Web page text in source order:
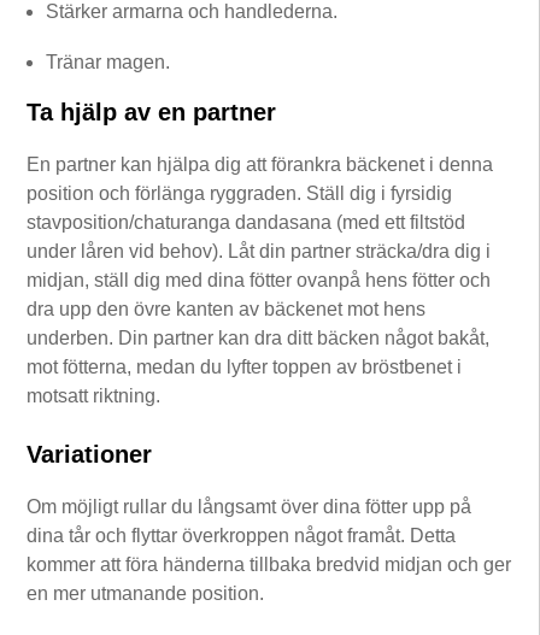
Stärker armarna och handlederna.
Tränar magen.
Ta hjälp av en partner
En partner kan hjälpa dig att förankra bäckenet i denna
position och förlänga ryggraden. Ställ dig i fyrsidig
stavposition/chaturanga dandasana (med ett filtstöd
under låren vid behov). Låt din partner sträcka/dra dig i
midjan, ställ dig med dina fötter ovanpå hens fötter och
dra upp den övre kanten av bäckenet mot hens
underben. Din partner kan dra ditt bäcken något bakåt,
mot fötterna, medan du lyfter toppen av bröstbenet i
motsatt riktning.
Variationer
Om möjligt rullar du långsamt över dina fötter upp på
dina tår och flyttar överkroppen något framåt. Detta
kommer att föra händerna tillbaka bredvid midjan och ger
en mer utmanande position.